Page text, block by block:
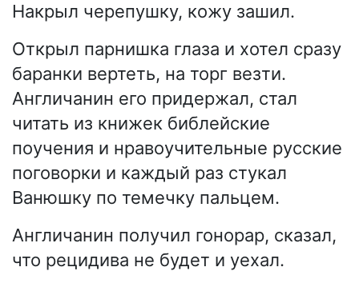
Накрыл черепушку, кожу зашил.
Открыл парнишка глаза и хотел сразу
баранки вертеть, на торг везти.
Англичанин его придержал, стал
читать из книжек библейские
поучения и нравоучительные русские
поговорки и каждый раз стукал
Ванюшку по темечку пальцем.
Англичанин получил гонорар, сказал,
что рецидива не будет и уехал.